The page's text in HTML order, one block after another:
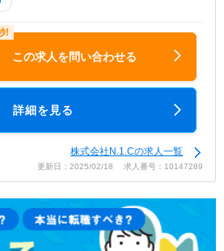
この求人を問い合わせる
詳細を見る
株式会社N.1.Cの求人一覧
更新日：2025/02/18 求人番号：10147289